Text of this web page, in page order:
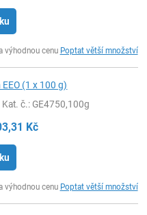
výhodnou cenu Poptat větší množství
(1 x 100 g)
Kat. č.: GE4750,100g
Kč
výhodnou cenu Poptat větší množství